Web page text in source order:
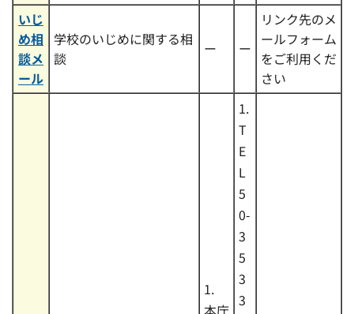
いじ
め相
談メ
ール
学校のいじめに関する相
談
ー ー
リンク先のメ
ールフォーム
をご利用くだ
さい
1.
本庁
1.
T
E
L
5
0-
3
5
3
3